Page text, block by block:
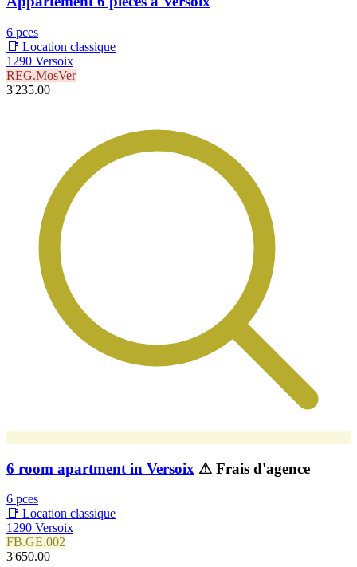
6 pces
📑 Location classique
1290 Versoix
REG.MosVer
3'235.00
6 room apartment in Versoix ⚠ Frais d'agence
6 pces
📑 Location classique
1290 Versoix
FB.GE.002
3'650.00